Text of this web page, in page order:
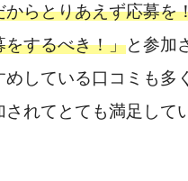
からとりあえず応募を
をするべき！」と参加
している口コミも多
されてとても満足して